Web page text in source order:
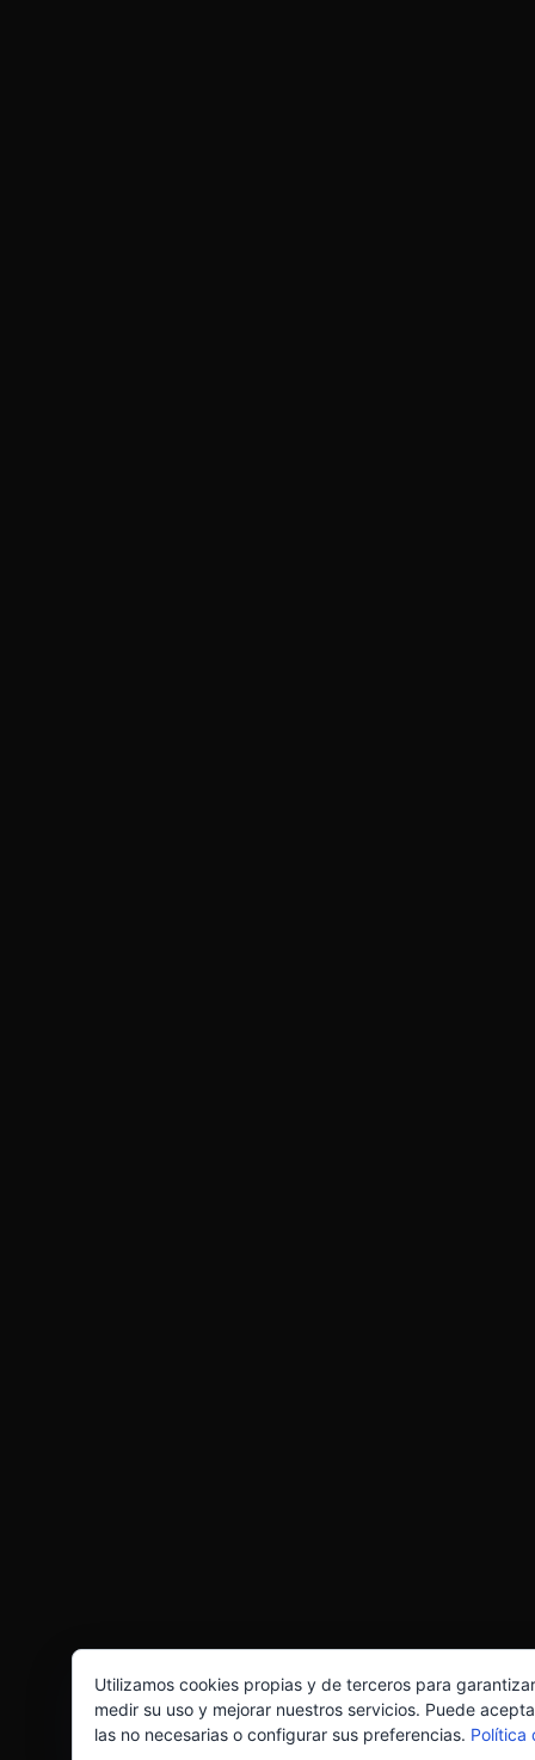
Utilizamos cookies propias y de terceros para
medir su uso y mejorar nuestros servicios. Puede
las no necesarias o configurar sus preferencias. Política